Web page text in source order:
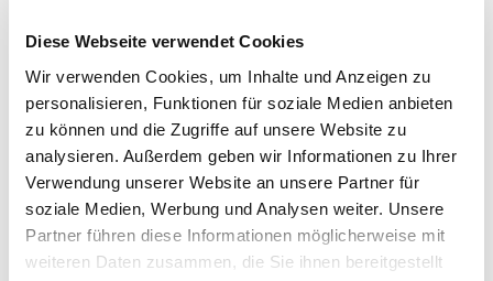
Diese Webseite verwendet Cookies
Wir verwenden Cookies, um Inhalte und Anzeigen zu
personalisieren, Funktionen für soziale Medien anbieten
zu können und die Zugriffe auf unsere Website zu
analysieren. Außerdem geben wir Informationen zu Ihrer
Verwendung unserer Website an unsere Partner für
soziale Medien, Werbung und Analysen weiter. Unsere
Partner führen diese Informationen möglicherweise mit
weiteren Daten zusammen, die Sie ihnen bereitgestellt